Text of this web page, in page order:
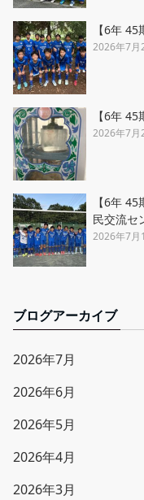
【6年
2026年7月
【6年
2026年7月
【6年
民交流セ
2026年7月
ブログアーカイブ
2026年7月
2026年6月
2026年5月
2026年4月
2026年3月